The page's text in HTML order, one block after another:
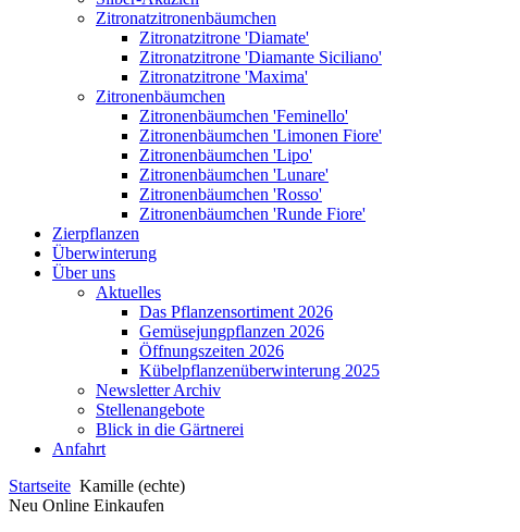
Zitronatzitronenbäumchen
Zitronatzitrone 'Diamate'
Zitronatzitrone 'Diamante Siciliano'
Zitronatzitrone 'Maxima'
Zitronenbäumchen
Zitronenbäumchen 'Feminello'
Zitronenbäumchen 'Limonen Fiore'
Zitronenbäumchen 'Lipo'
Zitronenbäumchen 'Lunare'
Zitronenbäumchen 'Rosso'
Zitronenbäumchen 'Runde Fiore'
Zierpflanzen
Überwinterung
Über uns
Aktuelles
Das Pflanzensortiment 2026
Gemüsejungpflanzen 2026
Öffnungszeiten 2026
Kübelpflanzenüberwinterung 2025
Newsletter Archiv
Stellenangebote
Blick in die Gärtnerei
Anfahrt
Startseite Kamille (echte)
Neu Online Einkaufen